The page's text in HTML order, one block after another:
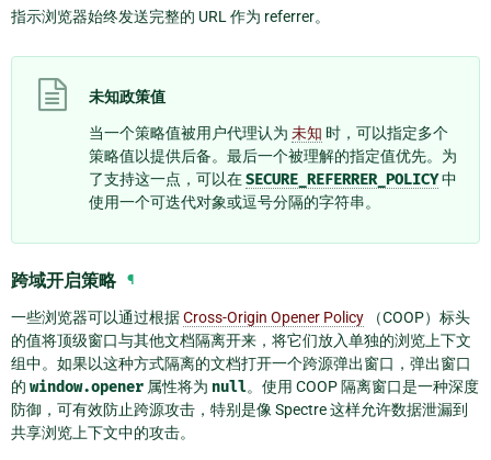
指示浏览器始终发送完整的 URL 作为 referrer。
未知政策值
当一个策略值被用户代理认为 未知 时，可以指定多个
策略值以提供后备。最后一个被理解的指定值优先。为
了支持这一点，可以在SECURE_REFERRER_POLICY中
使用一个可迭代对象或逗号分隔的字符串。
跨域开启策略 ¶
一些浏览器可以通过根据Cross-Origin Opener Policy （COOP）标头
的值将顶级窗口与其他文档隔离开来，将它们放入单独的浏览上下文
组中。如果以这种方式隔离的文档打开一个跨源弹出窗口，弹出窗口
的 window.opener 属性将为 null。使用 COOP 隔离窗口是一种深度
防御，可有效防止跨源攻击，特别是像 Spectre 这样允许数据泄漏到
共享浏览上下文中的攻击。